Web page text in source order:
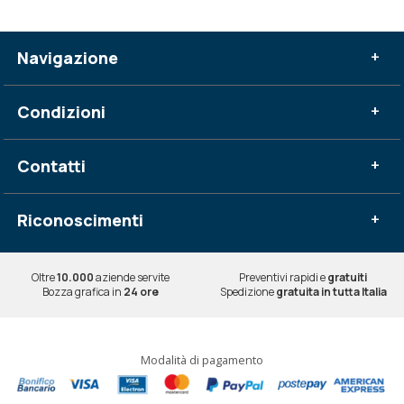
Navigazione +
Condizioni +
Contatti +
Riconoscimenti +
Oltre10.000aziende servite Preventivi rapidi egratuiti
Bozza grafica in 24 ore Spedizionegratuita in tutta Italia
Modalità di pagamento